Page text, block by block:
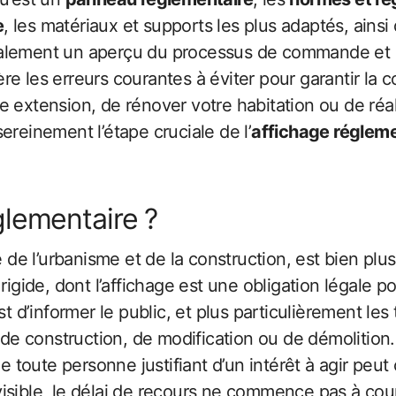
, les matériaux et supports les plus adaptés,
un aperçu du processus de commande
les erreurs courantes à éviter pour garantir la
extension, de rénover votre habitation ou de
l’étape cruciale de l’affichage
?
l’urbanisme et de la construction, est bien plus
dont l’affichage est une obligation légale
d’informer le public, et plus particulièrement
construction, de modification ou de
toute personne justifiant d’un intérêt à agir
le délai de recours ne commence pas à